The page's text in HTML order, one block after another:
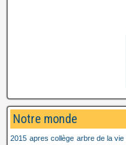
Notre monde
2015 apres collège arbre de la vie